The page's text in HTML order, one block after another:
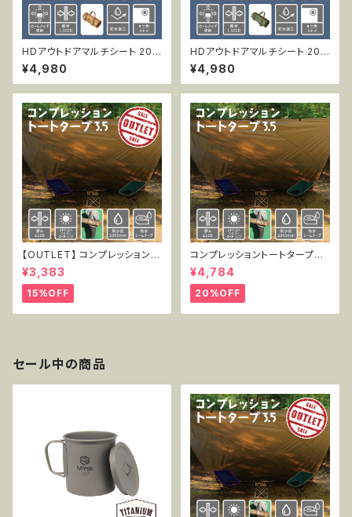
HDアウトドアマルチシート 200
x100cm コヨーテ
¥4,980
HDアウトドアマルチシート 200
x100cm グリーン
¥4,980
【OUTLET】 コンプレッショント
ートタープ3.5 TT-CT-005
¥3,383
15%OFF
コンプレッショントートタープ3.
5 TT-CT-005
¥4,784
20%OFF
セール中の商品